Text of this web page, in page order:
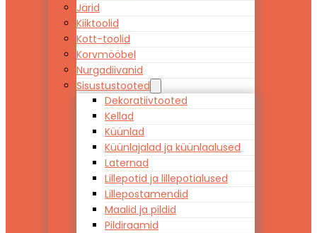
Järid
Kiiktoolid
Kott-toolid
Korvmööbel
Nurgadiivanid
Sisustustooted
Dekoratiivtooted
Kellad
Küünlad
Küünlajalad ja küünlaalused
Laternad
Lillepotid ja lillepotialused
Lillepostamendid
Maalid ja pildid
Pildiraamid